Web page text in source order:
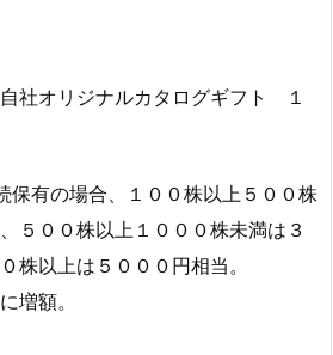
社オリジナルカタログギフト １
保有の場合、１００株以上５００株
５００株以上１０００株未満は３
株以上は５０００円相当。
増額。